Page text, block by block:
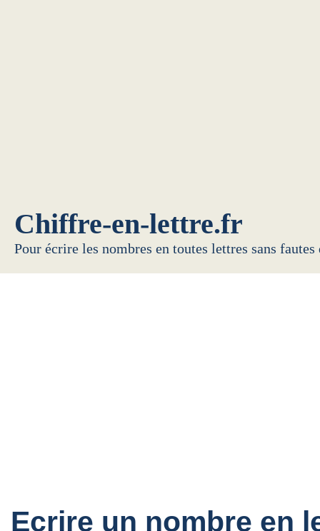
Chiffre-en-lettre.fr
Pour écrire les nombres en toutes lettres sans
Ecrire un nombre en